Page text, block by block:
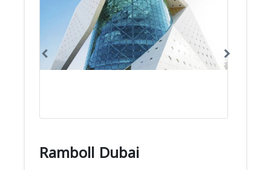
Ramboll Dubai